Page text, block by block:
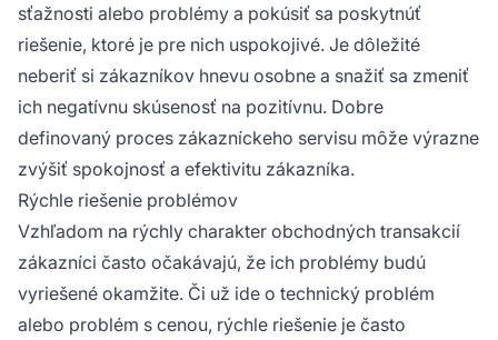
sťažnosti alebo problémy a pokúsiť sa poskytnúť
riešenie, ktoré je pre nich uspokojivé. Je dôležité
neberiť si zákazníkov hnevu osobne a snažiť sa zmeniť
ich negatívnu skúsenosť na pozitívnu. Dobre
definovaný proces zákazníckeho servisu môže výrazne
zvýšiť spokojnosť a efektivitu zákazníka.
Rýchle riešenie problémov
Vzhľadom na rýchly charakter obchodných transakcií
zákazníci často očakávajú, že ich problémy budú
vyriešené okamžite. Či už ide o technický problém
alebo problém s cenou, rýchle riešenie je často